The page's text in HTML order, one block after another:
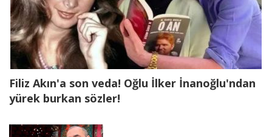
Filiz Akın'a son veda! Oğlu İlker İnanoğlu'ndan
yürek burkan sözler!